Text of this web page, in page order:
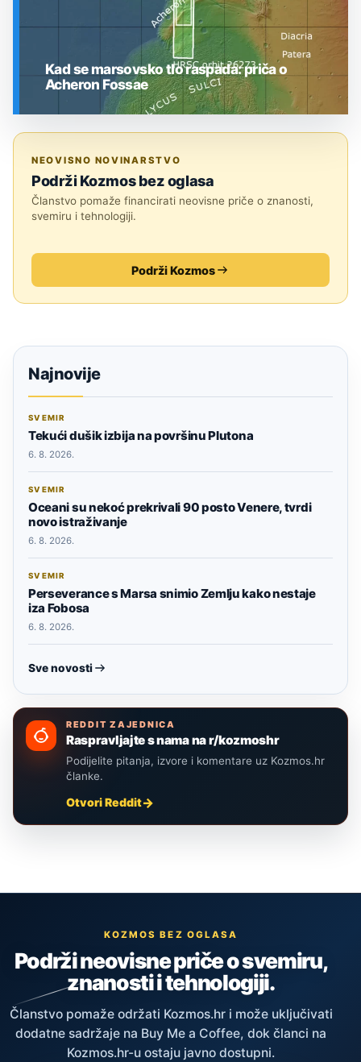
Kad se marsovsko tlo raspada: priča o
Acheron Fossae
NEOVISNO NOVINARSTVO
Podrži Kozmos bez oglasa
Članstvo pomaže financirati neovisne priče o znanosti,
svemiru i tehnologiji.
Podrži Kozmos
Najnovije
SVEMIR
Tekući dušik izbija na površinu Plutona
6. 8. 2026.
SVEMIR
Oceani su nekoć prekrivali 90 posto Venere, tvrdi
novo istraživanje
6. 8. 2026.
SVEMIR
Perseverance s Marsa snimio Zemlju kako nestaje
iza Fobosa
6. 8. 2026.
Sve novosti
REDDIT ZAJEDNICA
Raspravljajte s nama na r/kozmoshr
Podijelite pitanja, izvore i komentare uz Kozmos.hr
članke.
Otvori Reddit
KOZMOS BEZ OGLASA
Podrži neovisne priče o svemiru,
znanosti i tehnologiji.
Članstvo pomaže održati Kozmos.hr i može uključivati
dodatne sadržaje na Buy Me a Coffee, dok članci na
Kozmos.hr-u ostaju javno dostupni.